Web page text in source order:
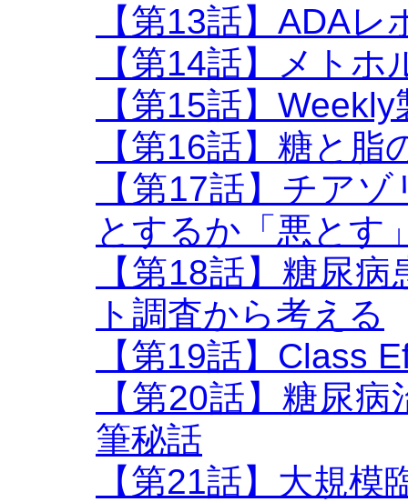
【第13話】ADAレ
【第14話】メトホ
【第15話】
【第16話】糖と脂
【第17話】チア
とするか「悪とす
【第18話】糖尿
ト調査から考える
【第19話】Class
【第20話】糖尿
筆秘話
【第21話】大規